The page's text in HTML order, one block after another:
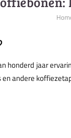
honderd jaar
andere